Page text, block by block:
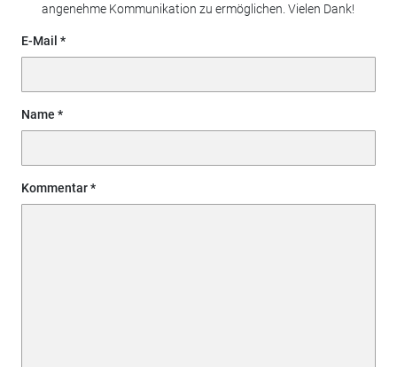
angenehme Kommunikation zu ermöglichen. Vielen Dank!
E-Mail
Name
Kommentar